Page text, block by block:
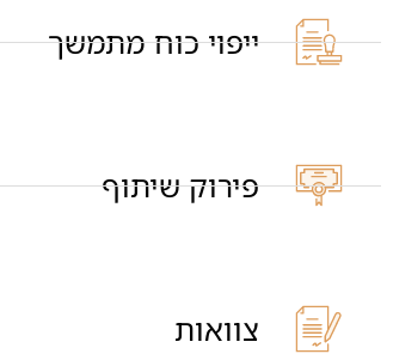
ייפוי כוח מתמשך
פירוק שיתוף
צוואות